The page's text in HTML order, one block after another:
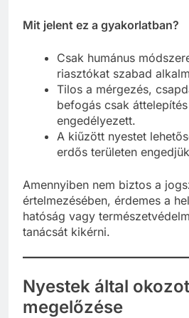
Mit jelent ez a gyakorlatban?
Csak humánus
riasztókat szabad
Tilos a mérgezés,
befogás csak
engedélyezett.
A kiűzött nyestet
erdős területen
Amennyiben nem biztos a
értelmezésében, érdemes a
hatóság vagy
tanácsát kikérni.
Nyestek által
megelőzése